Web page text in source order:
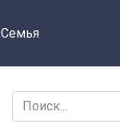
Семья
Search
for: